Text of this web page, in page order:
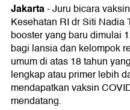
Jakarta-Juru bicara
Kesehatan RI dr Siti Nadia
booster yang baru dimulai
bagi lansia dan kelompok
umum di atas 18 tahun
lengkap atau primer lebih
mendapatkan vaksin
mendatang.